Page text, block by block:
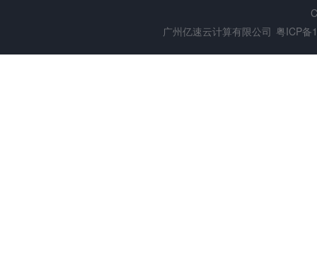
广州亿速云计算有限公司 粤ICP备